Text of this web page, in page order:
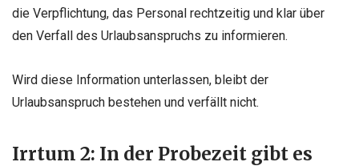
die Verpflichtung, das Personal rechtzeitig und klar über
den Verfall des Urlaubsanspruchs zu informieren.
Wird diese Information unterlassen, bleibt der
Urlaubsanspruch bestehen und verfällt nicht.
Irrtum 2: In der Probezeit gibt es